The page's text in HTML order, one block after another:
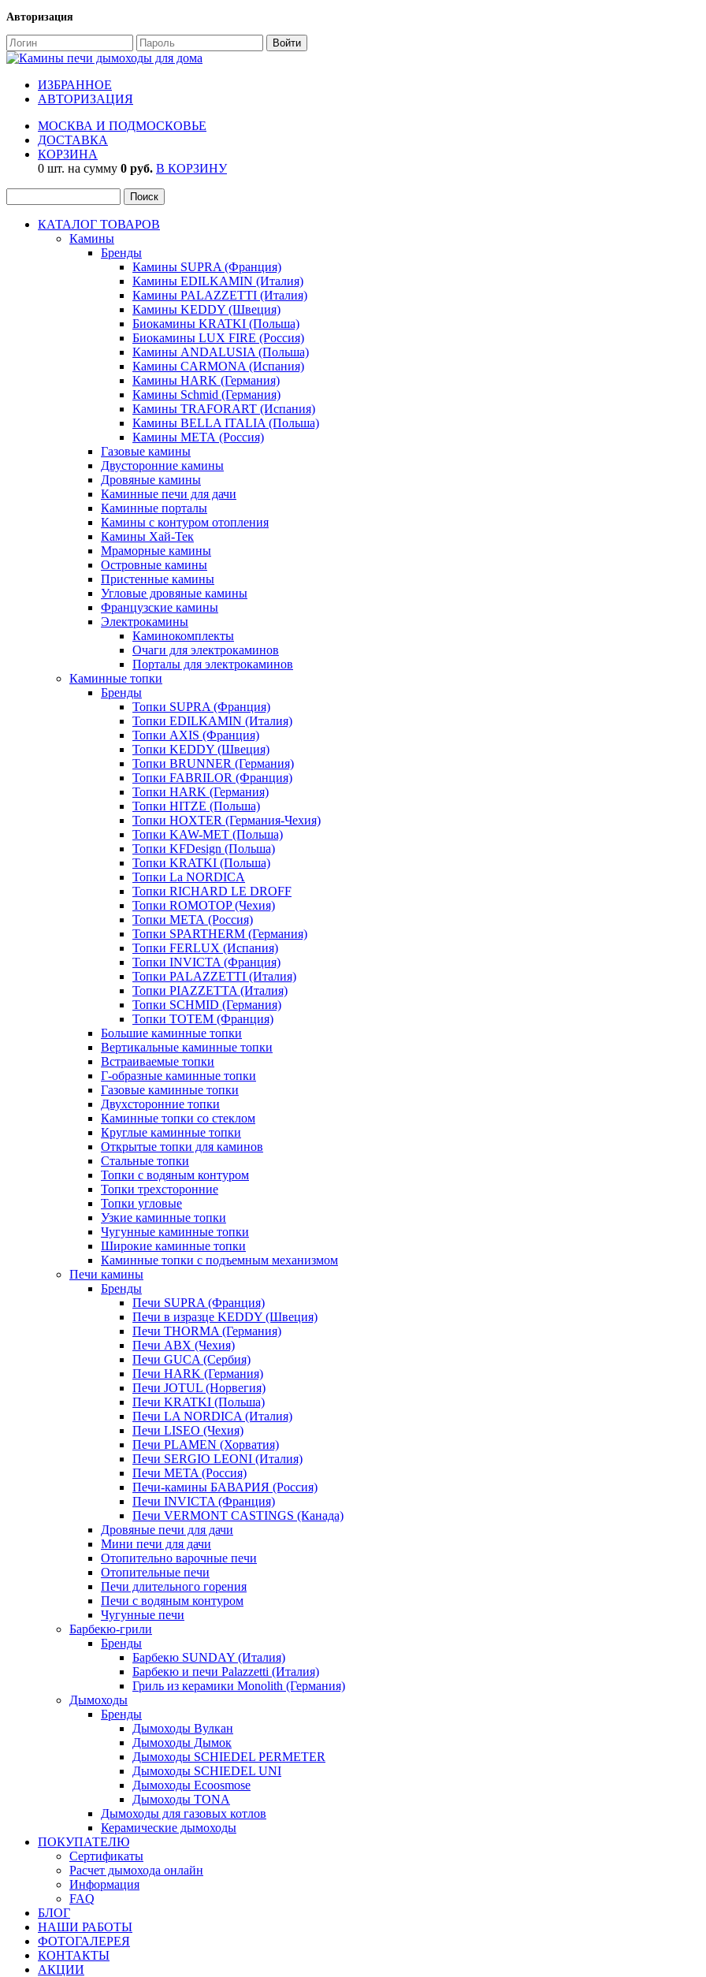
Авторизация
ИЗБРАННОЕ
АВТОРИЗАЦИЯ
МОСКВА И ПОДМОСКОВЬЕ
ДОСТАВКА
КОРЗИНА
0 шт. на сумму 0 руб. В КОРЗИНУ
КАТАЛОГ ТОВАРОВ
Камины
Бренды
Камины SUPRA (Франция)
Камины EDILKAMIN (Италия)
Камины PALAZZETTI (Италия)
Камины KEDDY (Швеция)
Биокамины KRATKI (Польша)
Биокамины LUX FIRE (Россия)
Камины ANDALUSIA (Польша)
Камины CARMONA (Испания)
Камины HARK (Германия)
Камины Schmid (Германия)
Камины TRAFORART (Испания)
Камины BELLA ITALIA (Польша)
Камины МЕТА (Россия)
Газовые камины
Двусторонние камины
Дровяные камины
Каминные печи для дачи
Каминные порталы
Камины с контуром отопления
Камины Хай-Тек
Мраморные камины
Островные камины
Пристенные камины
Угловые дровяные камины
Французские камины
Электрокамины
Каминокомплекты
Очаги для электрокаминов
Порталы для электрокаминов
Каминные топки
Бренды
Топки SUPRA (Франция)
Топки EDILKAMIN (Италия)
Топки AXIS (Франция)
Топки KEDDY (Швеция)
Топки BRUNNER (Германия)
Топки FABRILOR (Франция)
Топки HARK (Германия)
Топки HITZE (Польша)
Топки HOXTER (Германия-Чехия)
Топки KAW-MET (Польша)
Топки KFDesign (Польша)
Топки KRATKI (Польша)
Топки La NORDICA
Топки RICHARD LE DROFF
Топки ROMOTOP (Чехия)
Топки МЕТА (Россия)
Топки SPARTHERM (Германия)
Топки FERLUX (Испания)
Топки INVICTA (Франция)
Топки PALAZZETTI (Италия)
Топки PIAZZETTA (Италия)
Топки SCHMID (Германия)
Топки TOTEM (Франция)
Большие каминные топки
Вертикальные каминные топки
Встраиваемые топки
Г-образные каминные топки
Газовые каминные топки
Двухсторонние топки
Каминные топки со стеклом
Круглые каминные топки
Открытые топки для каминов
Стальные топки
Топки с водяным контуром
Топки трехсторонние
Топки угловые
Узкие каминные топки
Чугунные каминные топки
Широкие каминные топки
Каминные топки с подъемным механизмом
Печи камины
Бренды
Печи SUPRA (Франция)
Печи в изразце KEDDY (Швеция)
Печи THORMA (Германия)
Печи ABX (Чехия)
Печи GUCA (Сербия)
Печи HARK (Германия)
Печи JOTUL (Норвегия)
Печи KRATKI (Польша)
Печи LA NORDICA (Италия)
Печи LISEO (Чехия)
Печи PLAMEN (Хорватия)
Печи SERGIO LEONI (Италия)
Печи META (Россия)
Печи-камины БАВАРИЯ (Россия)
Печи INVICTA (Франция)
Печи VERMONT CASTINGS (Канада)
Дровяные печи для дачи
Мини печи для дачи
Отопительно варочные печи
Отопительные печи
Печи длительного горения
Печи с водяным контуром
Чугунные печи
Барбекю-грили
Бренды
Барбекю SUNDAY (Италия)
Барбекю и печи Palazzetti (Италия)
Гриль из керамики Monolith (Германия)
Дымоходы
Бренды
Дымоходы Вулкан
Дымоходы Дымок
Дымоходы SCHIEDEL PERMETER
Дымоходы SCHIEDEL UNI
Дымоходы Ecoosmose
Дымоходы TONA
Дымоходы для газовых котлов
Керамические дымоходы
ПОКУПАТЕЛЮ
Сертификаты
Расчет дымохода онлайн
Информация
FAQ
БЛОГ
НАШИ РАБОТЫ
ФОТОГАЛЕРЕЯ
КОНТАКТЫ
АКЦИИ